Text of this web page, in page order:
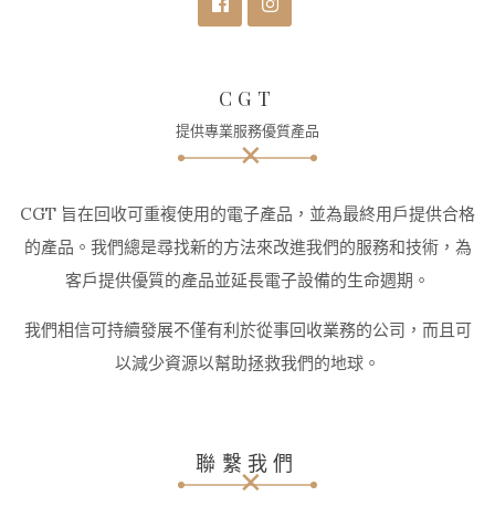
CGT
提供專業服務優質產品
CGT 旨在回收可重複使用的電子產品，並為最終用戶提供合格
的產品。我們總是尋找新的方法來改進我們的服務和技術，為
客戶提供優質的產品並延長電子設備的生命週期。
我們相信可持續發展不僅有利於從事回收業務的公司，而且可
以減少資源以幫助拯救我們的地球。
聯繫我們